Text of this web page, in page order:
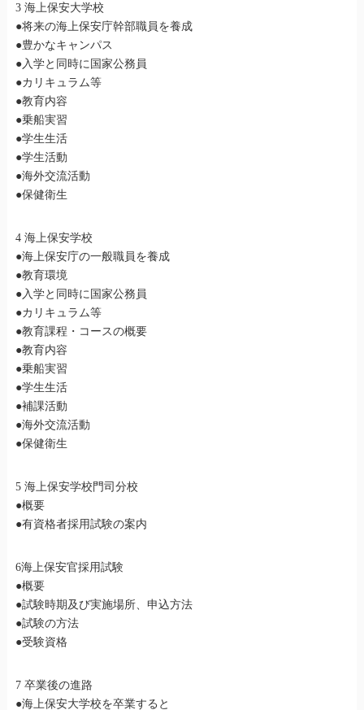
3 海上保安大学校
●将来の海上保安庁幹部職員を養成
●豊かなキャンパス
●入学と同時に国家公務員
●カリキュラム等
●教育内容
●乗船実習
●学生生活
●学生活動
●海外交流活動
●保健衛生
4 海上保安学校
●海上保安庁の一般職員を養成
●教育環境
●入学と同時に国家公務員
●カリキュラム等
●教育課程・コースの概要
●教育内容
●乗船実習
●学生生活
●補課活動
●海外交流活動
●保健衛生
5 海上保安学校門司分校
●概要
●有資格者採用試験の案内
6海上保安官採用試験
●概要
●試験時期及び実施場所、申込方法
●試験の方法
●受験資格
7 卒業後の進路
●海上保安大学校を卒業すると